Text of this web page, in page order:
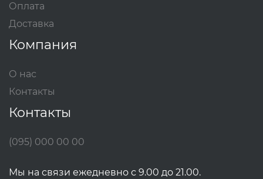
Оплата
Доставка
Компания
О нас
Контакты
Контакты
(095) 000 00 00
Мы на связи ежедневно с 9.00 до 21.00.